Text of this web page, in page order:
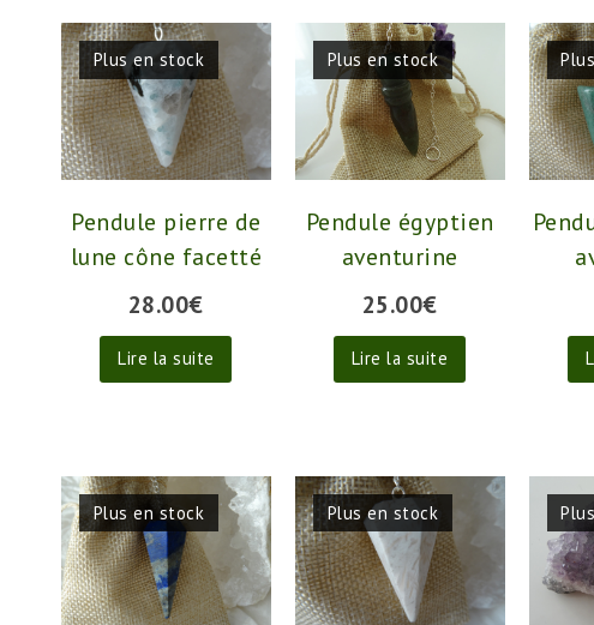
Plus en stock
Pendule pierre de
lune cône facetté
28.00€
Lire la suite
Plus en stock
Pendule égyptien
aventurine
25.00€
Lire la suite
Plus en stock Plus en stock